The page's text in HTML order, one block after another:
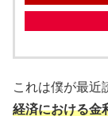
これは僕が最近
経済における金